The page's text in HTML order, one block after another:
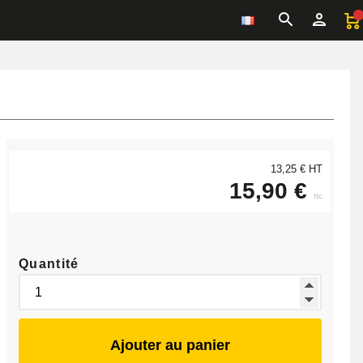
13,25 € HT
15,90 € ttc
Quantité
Ajouter au panier